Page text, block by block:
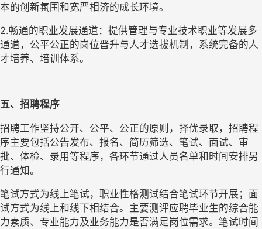
本的创新氛围和宽严相济的成长环境。
2.畅通的职业发展通道：提供管理与专业技术职业等发展多
通道，公平公正的岗位晋升与人才选拔机制，系统完备的人
才培养、培训体系。
五、招聘程序
招聘工作坚持公开、公平、公正的原则，择优录取，招聘程
序主要包括公告发布、报名、简历筛选、笔试、面试、审
批、体检、录用等程序，各环节通过人员名单和时间安排另
行通知。
笔试方式为线上笔试，职业性格测试结合笔试环节开展；面
试方式为线上和线下相结合。主要测评应聘毕业生的综合能
力素质、专业能力及业务能力是否满足岗位需求。笔试时间